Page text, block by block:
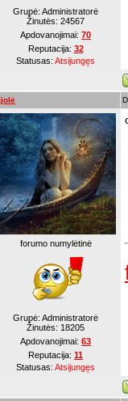
Grupė: Administratorė
Žinutės: 24567
Apdovanojimai: 70
Reputacija: 32
Statusas: Atsijungęs
forumo numylėtinė
Grupė: Administratorė
Žinutės: 18205
Apdovanojimai: 63
Reputacija: 11
Statusas: Atsijungęs